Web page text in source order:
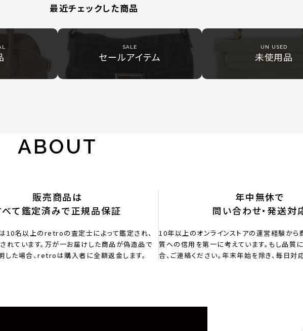
最近チェックした商品
SALE
セールアイテム
UN USED
未使用品
ABOUT
販売商品は
べて鑑定済みで正規品保証
10名以上のretroの査定士によって鑑定され、
れています。万が一お届けした商品が偽造品で
した場合、retroは購入者に全額返金します。
年中無休で
問い合わせ・発送対
10年以上のオンラインストアの運営経験から
質への信用を第一に考えています。もし品質
合、ご連絡ください。年末年始を除き、毎日対